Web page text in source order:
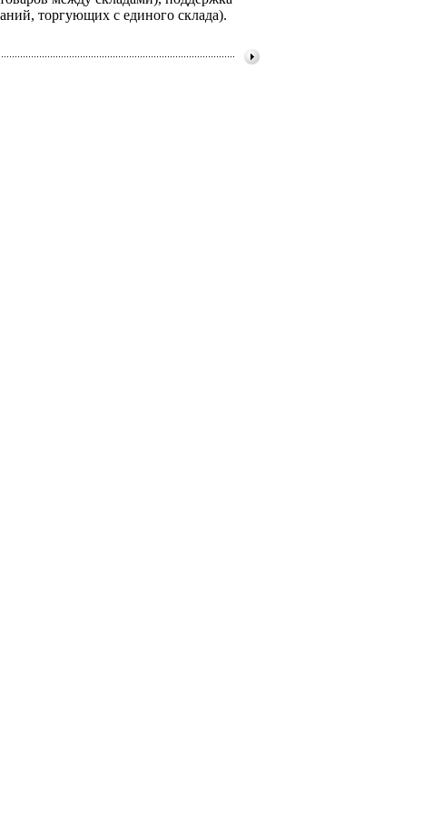
торгующих с единого склада).